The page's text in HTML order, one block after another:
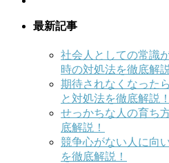
最新記事
社会人としての常識
時の対処法を徹底解説
期待されなくなった
と対処法を徹底解説！
せっかちな人の育ち
底解説！
競争心がない人に向
を徹底解説！